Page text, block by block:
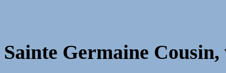
Sainte Germaine